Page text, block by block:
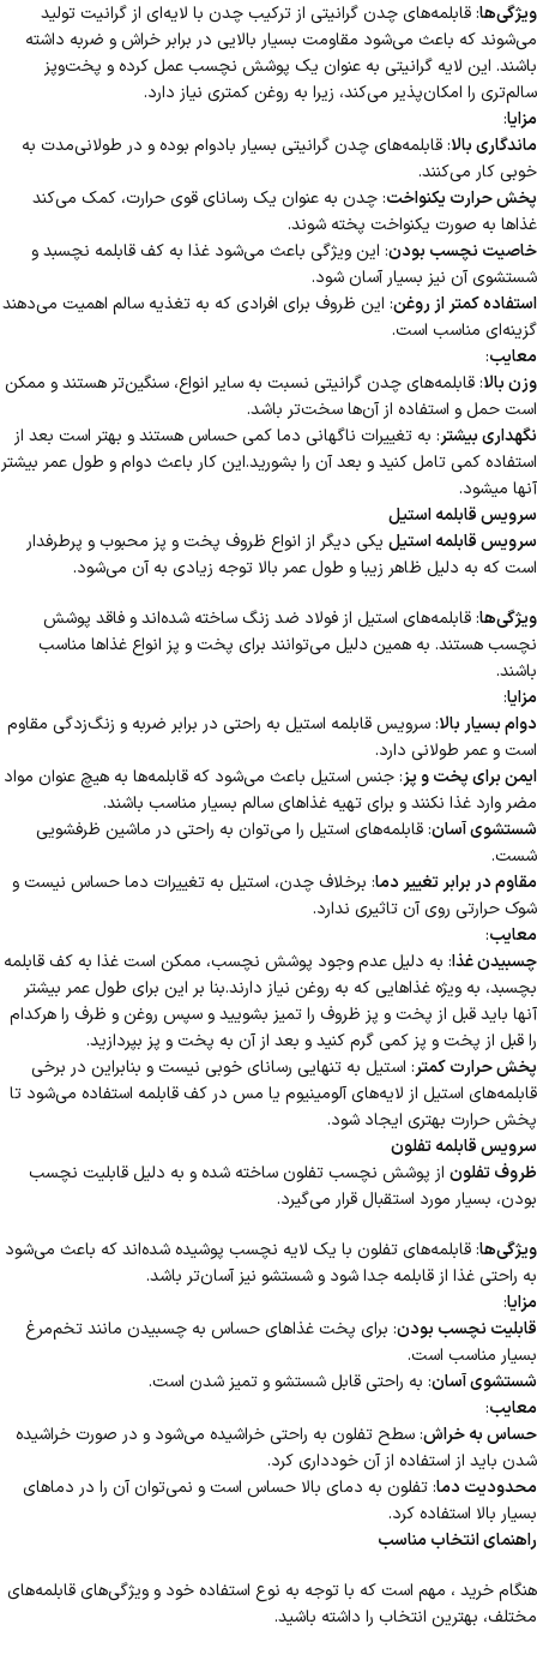
ویژگی‌ها: قابلمه‌های چدن گرانیتی از ترکیب چدن با لایه‌ای از گرانیت تولید
می‌شوند که باعث می‌شود مقاومت بسیار بالایی در برابر خراش و ضربه داشته
باشند. این لایه گرانیتی به عنوان یک پوشش نچسب عمل کرده و پخت‌وپز
سالم‌تری را امکان‌پذیر می‌کند، زیرا به روغن کمتری نیاز دارد.
مزایا:
ماندگاری بالا: قابلمه‌های چدن گرانیتی بسیار بادوام بوده و در طولانی‌مدت به
خوبی کار می‌کنند.
پخش حرارت یکنواخت: چدن به عنوان یک رسانای قوی حرارت، کمک می‌کند
غذاها به صورت یکنواخت پخته شوند.
خاصیت نچسب بودن: این ویژگی باعث می‌شود غذا به کف قابلمه نچسبد و
شستشوی آن نیز بسیار آسان شود.
استفاده کمتر از روغن: این ظروف برای افرادی که به تغذیه سالم اهمیت می‌دهند
گزینه‌ای مناسب است.
معایب:
وزن بالا: قابلمه‌های چدن گرانیتی نسبت به سایر انواع، سنگین‌تر هستند و ممکن
است حمل و استفاده از آن‌ها سخت‌تر باشد.
نگهداری بیشتر: به تغییرات ناگهانی دما کمی حساس هستند و بهتر است بعد از
استفاده کمی تامل کنید و بعد آن را بشورید.این کار باعث دوام و طول عمر بیشتر
آنها میشود.
سرویس قابلمه استیل
سرویس قابلمه استیل یکی دیگر از انواع ظروف پخت و پز محبوب و پرطرفدار
است که به دلیل ظاهر زیبا و طول عمر بالا توجه زیادی به آن می‌شود.
ویژگی‌ها: قابلمه‌های استیل از فولاد ضد زنگ ساخته شده‌اند و فاقد پوشش
نچسب هستند. به همین دلیل می‌توانند برای پخت و پز انواع غذاها مناسب
باشند.
مزایا:
دوام بسیار بالا: سرویس قابلمه استیل به راحتی در برابر ضربه و زنگ‌زدگی مقاوم
است و عمر طولانی دارد.
ایمن برای پخت و پز: جنس استیل باعث می‌شود که قابلمه‌ها به هیچ عنوان مواد
مضر وارد غذا نکنند و برای تهیه غذاهای سالم بسیار مناسب باشند.
شستشوی آسان: قابلمه‌های استیل را می‌توان به راحتی در ماشین ظرفشویی
شست.
مقاوم در برابر تغییر دما: برخلاف چدن، استیل به تغییرات دما حساس نیست و
شوک حرارتی روی آن تاثیری ندارد.
معایب:
چسبیدن غذا: به دلیل عدم وجود پوشش نچسب، ممکن است غذا به کف قابلمه
بچسبد، به ویژه غذاهایی که به روغن نیاز دارند.بنا بر این برای طول عمر بیشتر
آنها باید قبل از پخت و پز ظروف را تمیز بشویید و سپس روغن و ظرف را هرکدام
را قبل از پخت و پز کمی گرم کنید و بعد از آن به پخت و پز بپردازید.
پخش حرارت کمتر: استیل به تنهایی رسانای خوبی نیست و بنابراین در برخی
قابلمه‌های استیل از لایه‌های آلومینیوم یا مس در کف قابلمه استفاده می‌شود تا
پخش حرارت بهتری ایجاد شود.
سرویس قابلمه تفلون
ظروف تفلون از پوشش نچسب تفلون ساخته شده و به دلیل قابلیت نچسب
بودن، بسیار مورد استقبال قرار می‌گیرد.
ویژگی‌ها: قابلمه‌های تفلون با یک لایه نچسب پوشیده شده‌اند که باعث می‌شود
به راحتی غذا از قابلمه جدا شود و شستشو نیز آسان‌تر باشد.
مزایا:
قابلیت نچسب بودن: برای پخت غذاهای حساس به چسبیدن مانند تخم‌مرغ
بسیار مناسب است.
شستشوی آسان: به راحتی قابل شستشو و تمیز شدن است.
معایب:
حساس به خراش: سطح تفلون به راحتی خراشیده می‌شود و در صورت خراشیده
شدن باید از استفاده از آن خودداری کرد.
محدودیت دما: تفلون به دمای بالا حساس است و نمی‌توان آن را در دماهای
بسیار بالا استفاده کرد.
راهنمای انتخاب مناسب
هنگام خرید ، مهم است که با توجه به نوع استفاده خود و ویژگی‌های قابلمه‌های
مختلف، بهترین انتخاب را داشته باشید.